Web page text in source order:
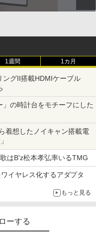
1週間 1カ月
グII搭載HDMIケーブル
」の時計台をモチーフにした
着想したノイキャン搭載電
はB'z松本孝弘率いるTMG
イヤレス化するアダプタ
もっと見る
ーする